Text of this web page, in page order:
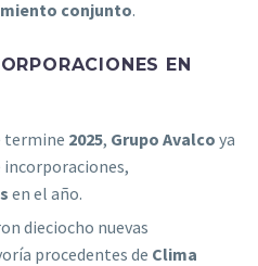
conjunto.
EN
termine 2025, Grupo Avalco ya
incorporaciones,
en el año.
dieciocho nuevas
procedentes de Clima